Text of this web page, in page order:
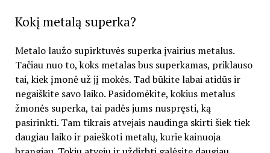
Kokį metalą superka?
Metalo laužo supirktuvės superka įvairius metalus.
Tačiau nuo to, koks metalas bus superkamas, priklauso
tai, kiek įmonė už jį mokės. Tad būkite labai atidūs ir
negaiškite savo laiko. Pasidomėkite, kokius metalus
žmonės superka, tai padės jums nuspręsti, ką
pasirinkti. Tam tikrais atvejais naudinga skirti šiek tiek
daugiau laiko ir paieškoti metalų, kurie kainuoja